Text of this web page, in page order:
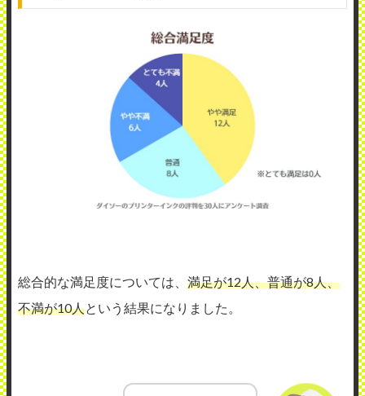
総合的な満足度については、 満足が12人、普通が8人、
不満が10人という結果になりました。